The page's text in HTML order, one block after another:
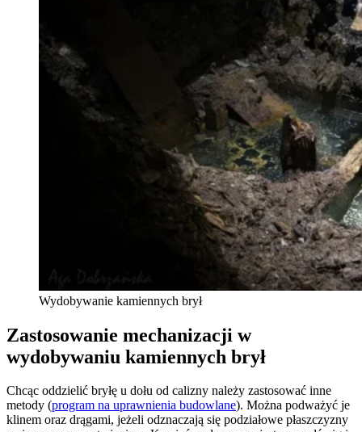
Wydobywanie kamiennych brył
Zastosowanie mechanizacji w
wydobywaniu kamiennych brył
Chcąc oddzielić bryłę u dołu od calizny należy zastosować inne
metody (program na uprawnienia budowlane). Można podważyć je
klinem oraz drągami, jeżeli odznaczają się podziałowe płaszczyzny